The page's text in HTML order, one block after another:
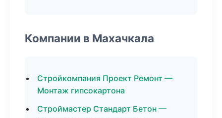
Компании в Махачкала
Стройкомпания Проект Ремонт —
Монтаж гипсокартона
Строймастер Стандарт Бетон —